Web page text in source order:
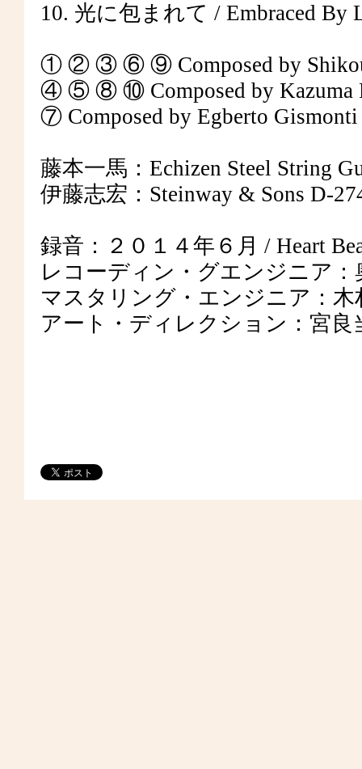
10. 光に包まれて / Embraced By
① ② ③ ⑥ ⑨ Composed by
④ ⑤ ⑧ ⑩ Composed by Kazuma
⑦ Composed by Egberto
藤本一馬：Echizen Steel String
伊藤志宏：Steinway & Sons D-
録音：２０１４年６月 / Heart
レコーディン・グエンジニア：
マスタリング・エンジニア：木
アート・ディレクション：宮